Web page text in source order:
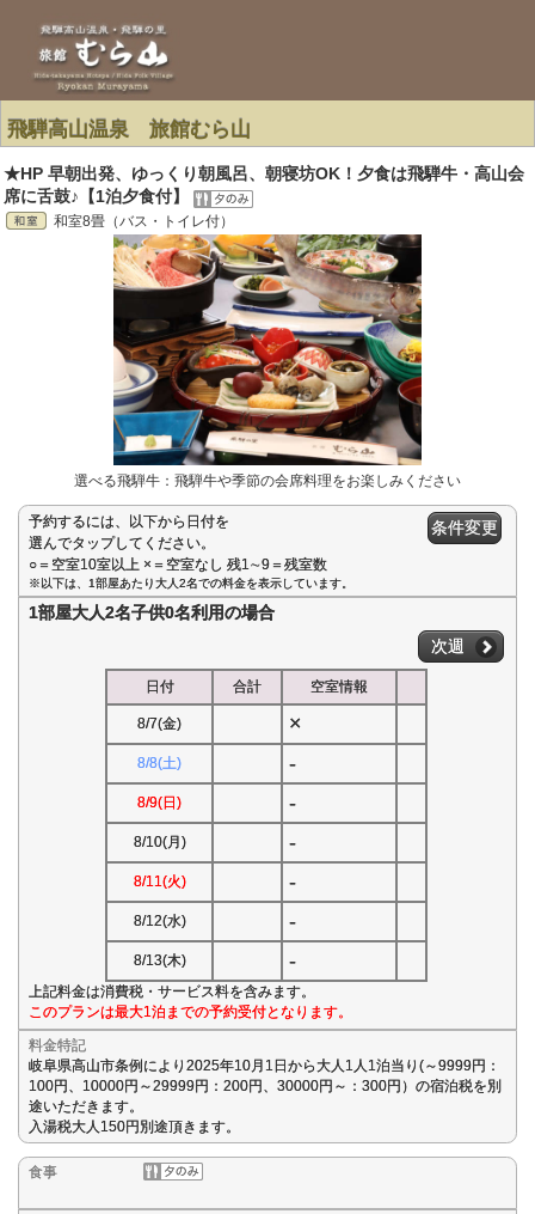
飛騨高山温泉 旅館むら山
★HP 早朝出発、ゆっくり朝風呂、朝寝坊OK！夕食は飛騨牛・高山会
席に舌鼓♪【1泊夕食付】
和室8畳（バス・トイレ付）
選べる飛騨牛：飛騨牛や季節の会席料理をお楽しみください
予約するには、以下から日付を
選んでタップしてください。
○＝空室10室以上 ×＝空室なし 残1∼9＝残室数
条件変更
※以下は、1部屋あたり大人2名での料金を表示しています。
1部屋大人2名子供0名利用の場合
次週
日付 合計 空室情報
8/7(金) ×
8/8(土) -
8/9(日) -
8/10(月) -
8/11(火) -
8/12(水) -
8/13(木) -
上記料金は消費税・サービス料を含みます。
このプランは最大1泊までの予約受付となります。
料金特記
岐阜県高山市条例により2025年10月1日から大人1人1泊当り(～9999円：
100円、10000円～29999円：200円、30000円～：300円）の宿泊税を別
途いただきます。
入湯税大人150円別途頂きます。
食事